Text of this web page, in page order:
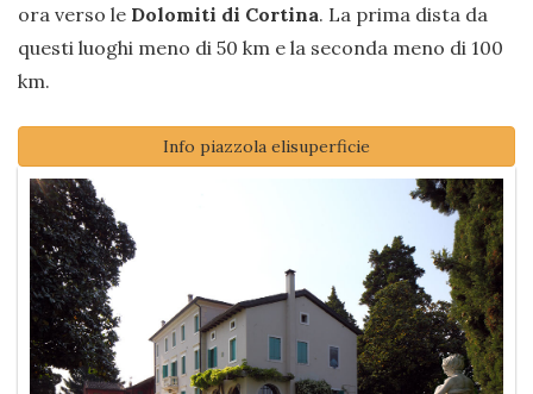
ora verso le Dolomiti di Cortina. La prima dista da
questi luoghi meno di 50 km e la seconda meno di 100
km.
Info piazzola elisuperficie